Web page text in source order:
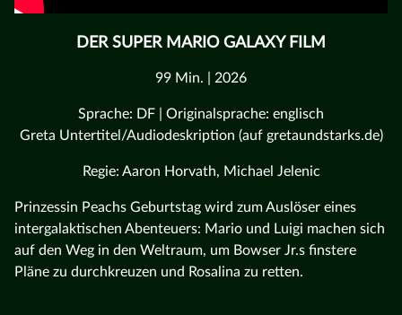
DER SUPER MARIO GALAXY FILM
99 Min. | 2026
Sprache: DF | Originalsprache: englisch
Greta Untertitel/Audiodeskription (auf gretaundstarks.de)
Regie: Aaron Horvath, Michael Jelenic
Prinzessin Peachs Geburtstag wird zum Auslöser eines
intergalaktischen Abenteuers: Mario und Luigi machen sich
auf den Weg in den Weltraum, um Bowser Jr.s finstere
Pläne zu durchkreuzen und Rosalina zu retten.